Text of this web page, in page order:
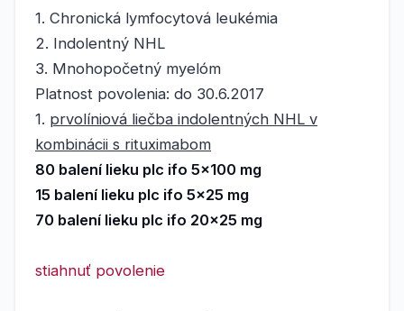
1. Chronická lymfocytová leukémia
2. Indolentný NHL
3. Mnohopočetný myelóm
Platnost povolenia: do 30.6.2017
1. prvolíniová liečba indolentných NHL v
kombinácii s rituximabom
80 balení lieku plc ifo 5x100 mg
15 balení lieku plc ifo 5x25 mg
70 balení lieku plc ifo 20x25 mg
stiahnuť povolenie